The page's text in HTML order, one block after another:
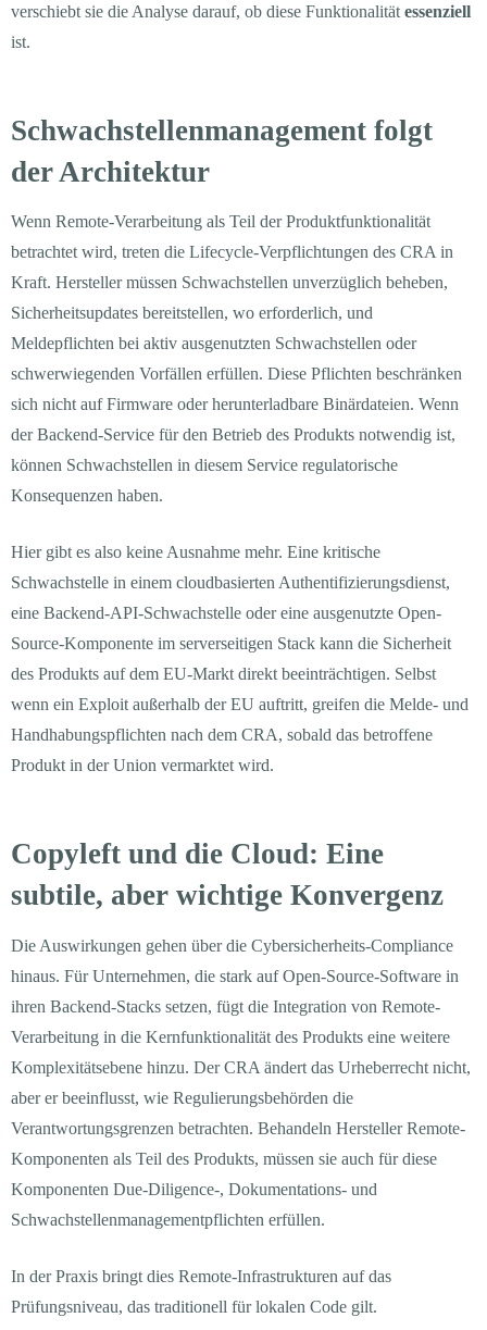
verschiebt sie die Analyse darauf, ob diese Funktionalität essenziell
ist.
Schwachstellenmanagement folgt
der Architektur
Wenn Remote-Verarbeitung als Teil der Produktfunktionalität
betrachtet wird, treten die Lifecycle-Verpflichtungen des CRA in
Kraft. Hersteller müssen Schwachstellen unverzüglich beheben,
Sicherheitsupdates bereitstellen, wo erforderlich, und
Meldepflichten bei aktiv ausgenutzten Schwachstellen oder
schwerwiegenden Vorfällen erfüllen. Diese Pflichten beschränken
sich nicht auf Firmware oder herunterladbare Binärdateien. Wenn
der Backend-Service für den Betrieb des Produkts notwendig ist,
können Schwachstellen in diesem Service regulatorische
Konsequenzen haben.
Hier gibt es also keine Ausnahme mehr. Eine kritische
Schwachstelle in einem cloudbasierten Authentifizierungsdienst,
eine Backend-API-Schwachstelle oder eine ausgenutzte Open-
Source-Komponente im serverseitigen Stack kann die Sicherheit
des Produkts auf dem EU-Markt direkt beeinträchtigen. Selbst
wenn ein Exploit außerhalb der EU auftritt, greifen die Melde- und
Handhabungspflichten nach dem CRA, sobald das betroffene
Produkt in der Union vermarktet wird.
Copyleft und die Cloud: Eine
subtile, aber wichtige Konvergenz
Die Auswirkungen gehen über die Cybersicherheits-Compliance
hinaus. Für Unternehmen, die stark auf Open-Source-Software in
ihren Backend-Stacks setzen, fügt die Integration von Remote-
Verarbeitung in die Kernfunktionalität des Produkts eine weitere
Komplexitätsebene hinzu. Der CRA ändert das Urheberrecht nicht,
aber er beeinflusst, wie Regulierungsbehörden die
Verantwortungsgrenzen betrachten. Behandeln Hersteller Remote-
Komponenten als Teil des Produkts, müssen sie auch für diese
Komponenten Due-Diligence-, Dokumentations- und
Schwachstellenmanagementpflichten erfüllen.
In der Praxis bringt dies Remote-Infrastrukturen auf das
Prüfungsniveau, das traditionell für lokalen Code gilt.